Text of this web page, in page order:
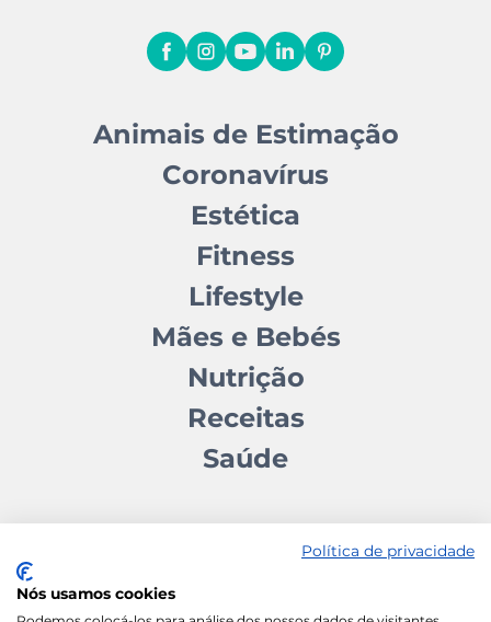
Animais de Estimação
Coronavírus
Estética
Fitness
Lifestyle
Mães e Bebés
Nutrição
Receitas
Saúde
Contactos Quem somos Autores Estatuto Editorial
Política de privacidade
Nós usamos cookies